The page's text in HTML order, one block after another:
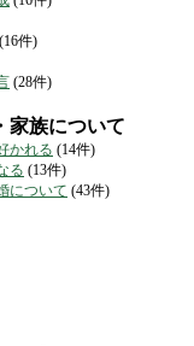
件)
(28件)
族について
かれる (14件)
る (13件)
について (43件)